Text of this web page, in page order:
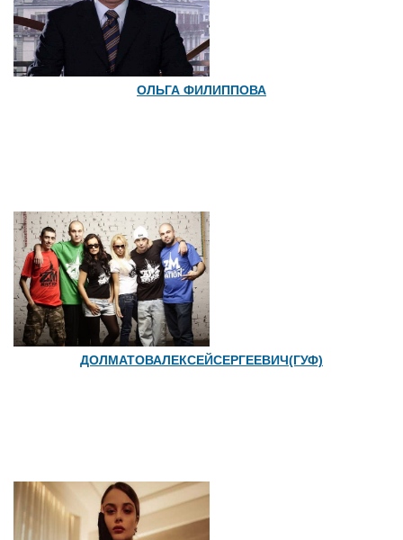
ОЛЬГА ФИЛИППОВА
ДОЛМАТОВАЛЕКСЕЙСЕРГЕЕВИЧ(ГУФ)